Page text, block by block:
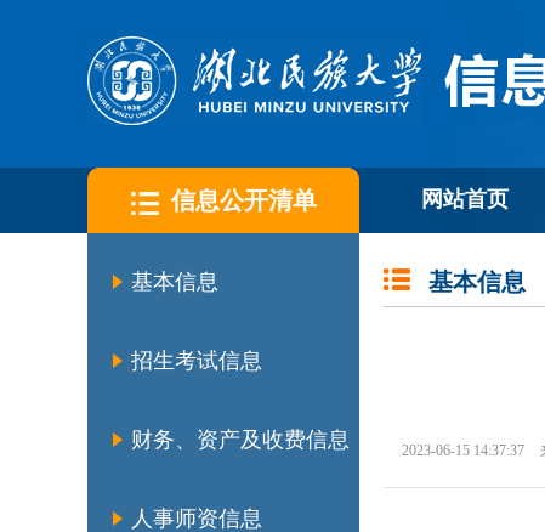
信息公开清单 网站首页
基本信息
招生考试信息
财务、资产及收费信息
人事师资信息
基本信息
2023-06-15 14:37:37